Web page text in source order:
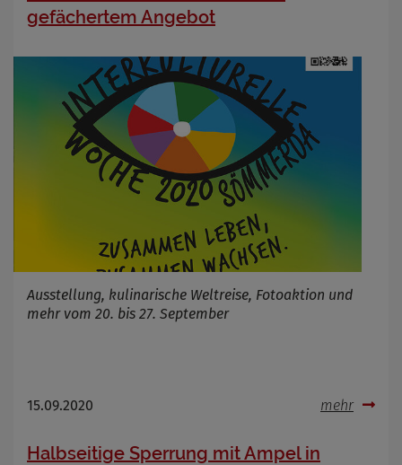
gefächertem Angebot
Ausstellung, kulinarische Weltreise, Fotoaktion und
mehr vom 20. bis 27. September
15.09.2020 mehr
Halbseitige Sperrung mit Ampel in